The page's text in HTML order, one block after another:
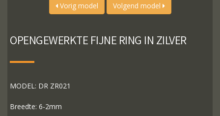
Vorig model Volgend model
OPENGEWERKTE FIJNE RING IN ZILVER
MODEL: DR ZR021
Breedte: 6-2mm